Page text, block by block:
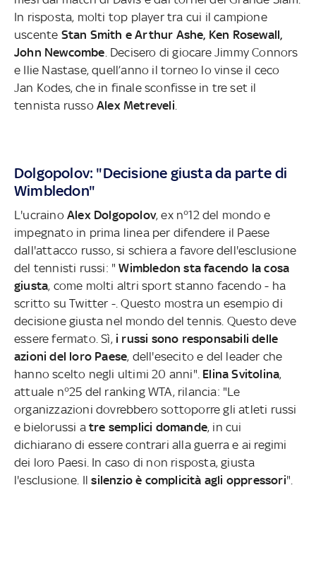
In risposta, molti top player tra cui il campione
uscente Stan Smith e Arthur Ashe, Ken Rosewall,
John Newcombe . Decisero di giocare Jimmy Connors
e Ilie Nastase, quell’anno il torneo lo vinse il ceco
Jan Kodes, che in finale sconfisse in tre set il
tennista russo Alex Metreveli
Dolgopolov: "Decisione giusta da parte di
Wimbledon"
L'ucraino Alex Dolgopolov, ex n°12 del mondo e
impegnato in prima linea per difendere il Paese
dall'attacco russo, si schiera a favore dell'esclusione
del tennisti russi: "Wimbledon sta facendo la cosa
giusta, come molti altri sport stanno facendo - ha
scritto su Twitter -. Questo mostra un esempio di
decisione giusta nel mondo del tennis. Questo deve
essere fermato. Sì, i russi sono responsabili delle
azioni del loro Paese, dell'esecito e del leader che
hanno scelto negli ultimi 20 anni". Elina Svitolina,
attuale n°25 del ranking WTA, rilancia: "Le
organizzazioni dovrebbero sottoporre gli atleti russi
e bielorussi a tre semplici domande, in cui
dichiarano di essere contrari alla guerra e ai regimi
dei loro Paesi. In caso di non risposta, giusta
l'esclusione. Ilsilenzio è complicità agli oppressori".